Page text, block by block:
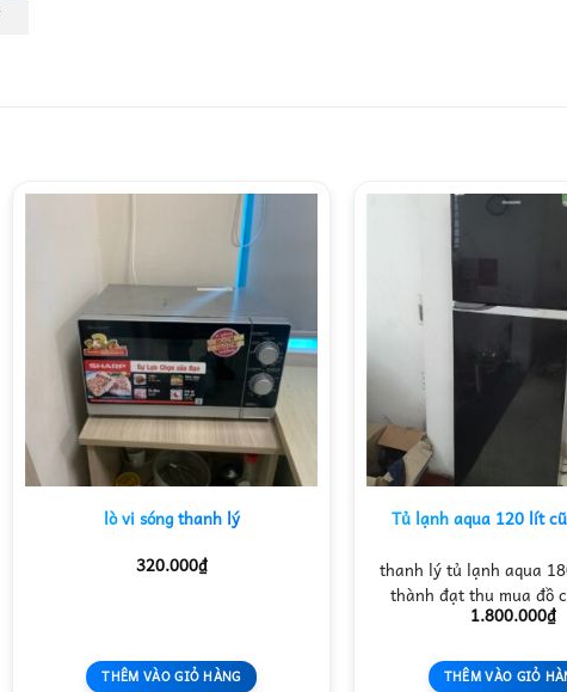
lò vi sóng thanh lý
320.000₫
THÊM VÀO GIỎ HÀNG
Tủ lạnh aqua 120 lít
thanh lý tủ lạnh aqua
thành đạt thu mua đồ
1.800.000₫
THÊM VÀO GIỎ